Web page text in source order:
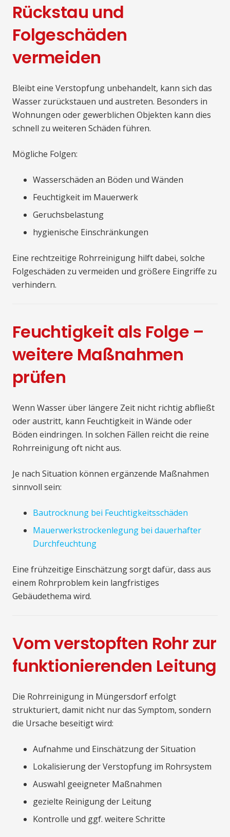
Rückstau und
Folgeschäden
vermeiden
Bleibt eine Verstopfung unbehandelt, kann sich das
Wasser zurückstauen und austreten. Besonders in
Wohnungen oder gewerblichen Objekten kann dies
schnell zu weiteren Schäden führen.
Mögliche Folgen:
Wasserschäden an Böden und Wänden
Feuchtigkeit im Mauerwerk
Geruchsbelastung
hygienische Einschränkungen
Eine rechtzeitige Rohrreinigung hilft dabei, solche
Folgeschäden zu vermeiden und größere Eingriffe zu
verhindern.
Feuchtigkeit als Folge –
weitere Maßnahmen
prüfen
Wenn Wasser über längere Zeit nicht richtig abfließt
oder austritt, kann Feuchtigkeit in Wände oder
Böden eindringen. In solchen Fällen reicht die reine
Rohrreinigung oft nicht aus.
Je nach Situation können ergänzende Maßnahmen
sinnvoll sein:
Bautrocknung bei Feuchtigkeitsschäden
Mauerwerkstrockenlegung bei dauerhafter
Durchfeuchtung
Eine frühzeitige Einschätzung sorgt dafür, dass aus
einem Rohrproblem kein langfristiges
Gebäudethema wird.
Vom verstopften Rohr zur
funktionierenden Leitung
Die Rohrreinigung in Müngersdorf erfolgt
strukturiert, damit nicht nur das Symptom, sondern
die Ursache beseitigt wird:
Aufnahme und Einschätzung der Situation
Lokalisierung der Verstopfung im Rohrsystem
Auswahl geeigneter Maßnahmen
gezielte Reinigung der Leitung
Kontrolle und ggf. weitere Schritte